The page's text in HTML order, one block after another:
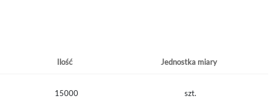
Ilość Jednostka miary
15000 szt.